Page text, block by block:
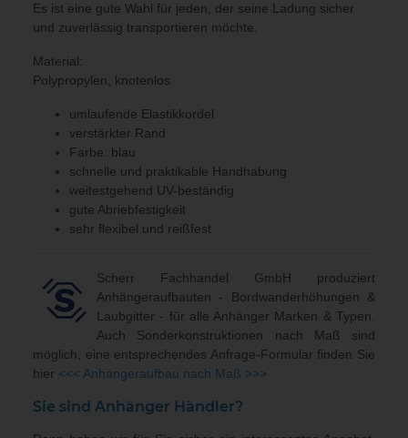
Es ist eine gute Wahl für jeden, der seine Ladung sicher
und zuverlässig transportieren möchte.
Material:
Polypropylen, knotenlos
umlaufende Elastikkordel
verstärkter Rand
Farbe: blau
schnelle und praktikable Handhabung
weitestgehend UV-beständig
gute Abriebfestigkeit
sehr flexibel und reißfest
Scherr Fachhandel GmbH produziert
Anhängeraufbauten - Bordwanderhöhungen &
Laubgitter - für alle Anhänger Marken & Typen.
Auch Sonderkonstruktionen nach Maß sind
möglich, eine entsprechendes Anfrage-Formular finden Sie
hier <<< Anhängeraufbau nach Maß >>>
Sie sind Anhänger Händler?